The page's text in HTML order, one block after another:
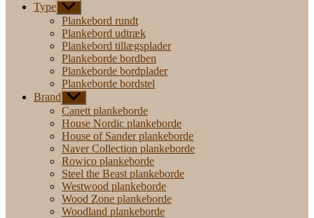
Type Vis
undermenu
Plankebord rundt
Plankebord udtræk
Plankebord tillægsplader
Plankeborde bordben
Plankeborde bordplader
Plankeborde bordstel
Brand Vis
undermenu
Canett plankeborde
House Nordic plankeborde
House of Sander plankeborde
Naver Collection plankeborde
Rowico plankeborde
Steel the Beast plankeborde
Westwood plankeborde
Wood Zone plankeborde
Woodland plankeborde